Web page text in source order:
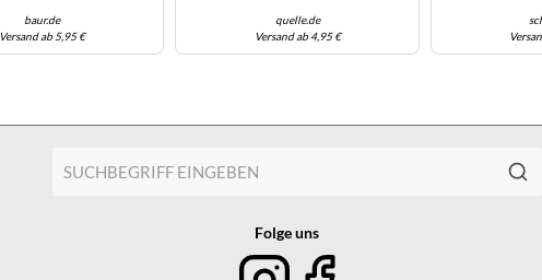
baur.de
Versand ab 5,95 €
quelle.de
Versand ab 4,95 €
Folge uns